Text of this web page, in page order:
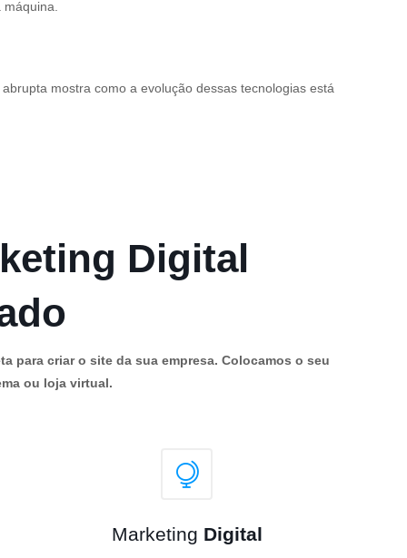
mostra como a evolução dessas tecnologias está
Digital
para criar o site da sua empresa. Colocamos o seu
ou loja virtual.
Marketing Digital